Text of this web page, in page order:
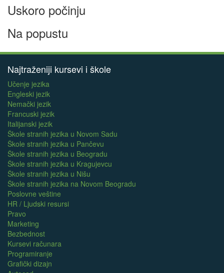
Uskoro počinju
Na popustu
Najtraženiji kursevi i škole
Učenje jezika
Engleski jezik
Nemački jezik
Francuski jezik
Italijanski jezik
Škole stranih jezika u Novom Sadu
Škole stranih jezika u Pančevu
Škole stranih jezika u Beogradu
Škole stranih jezika u Kragujevcu
Škole stranih jezika u Nišu
Škole stranih jezika na Novom Beogradu
Poslovne veštine
HR / Ljudski resursi
Pravo
Marketing
Bezbednost
Kursevi računara
Programiranje
Grafički dizajn